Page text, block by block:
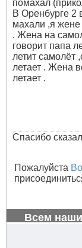
помахал
В Оренбурге 2
махали ,я
. Жена на
говорит папа
летит самолёт
летает . Жена
летает .
Спасибо
Пожалуйста
Всем